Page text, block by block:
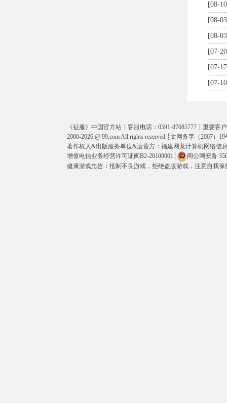
[08-
[08-
[08-
[07-
[07-
[07-
《征服》中国官方站┊客服电话：0591-87085777┊重要客
2000-2026 @ 99.comAll rights reserved.┊ 文网备字（2007）19
著作权人&出版服务单位&运营方：福建网龙计算机网络信
增值电信业务经营许可证闽B2-20100001 ┊
闽公网安备
健康游戏忠告：抵制不良游戏，拒绝盗版游戏，注意自我